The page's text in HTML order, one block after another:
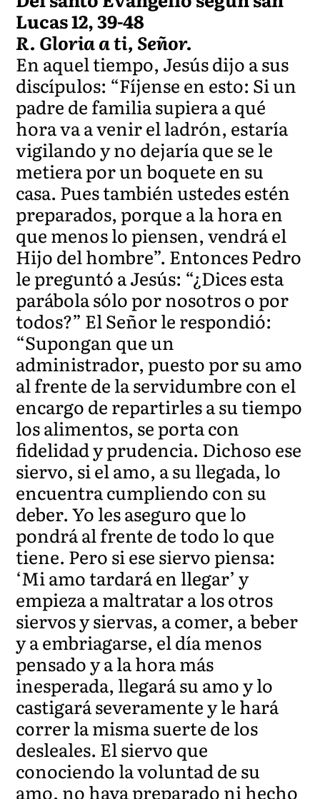
Lucas 12, 39-48
R. Gloria a ti, Señor.
En aquel tiempo, Jesús dijo a sus
discípulos: “Fíjense en esto: Si un
padre de familia supiera a qué
hora va a venir el ladrón, estaría
vigilando y no dejaría que se le
metiera por un boquete en su
casa. Pues también ustedes estén
preparados, porque a la hora en
que menos lo piensen, vendrá el
Hijo del hombre”. Entonces Pedro
le preguntó a Jesús: “¿Dices esta
parábola sólo por nosotros o por
todos?” El Señor le respondió:
“Supongan que un
administrador, puesto por su amo
al frente de la servidumbre con el
encargo de repartirles a su tiempo
los alimentos, se porta con
fidelidad y prudencia. Dichoso ese
siervo, si el amo, a su llegada, lo
encuentra cumpliendo con su
deber. Yo les aseguro que lo
pondrá al frente de todo lo que
tiene. Pero si ese siervo piensa:
‘Mi amo tardará en llegar’ y
empieza a maltratar a los otros
siervos y siervas, a comer, a beber
y a embriagarse, el día menos
pensado y a la hora más
inesperada, llegará su amo y lo
castigará severamente y le hará
correr la misma suerte de los
desleales. El siervo que
conociendo la voluntad de su
amo, no haya preparado ni hecho